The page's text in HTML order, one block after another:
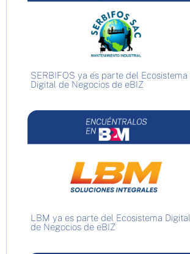
SERBIFOS ya es parte del Ecosistema
Digital de Negocios de eBIZ
LBM ya es parte del Ecosistema Digital
de Negocios de eBIZ